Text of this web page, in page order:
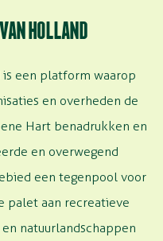
HOLLAND
een platform waarop
en overheden de
Hart benadrukken en
en overwegend
een tegenpool voor
palet aan recreatieve
natuurlandschappen